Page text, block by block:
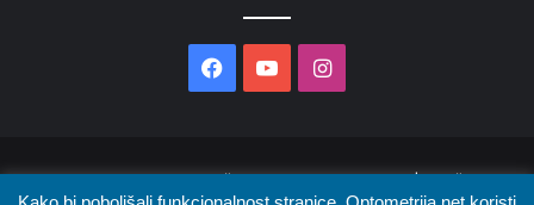
Facebook
YouTubeInstagram
© 2026. Sva prava pridržana. Opto Media d.o.o. | Održava